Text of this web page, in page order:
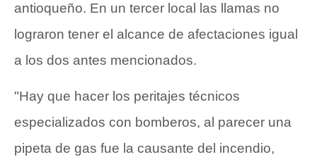
antioqueño. En un tercer local las llamas no
lograron tener el alcance de afectaciones igual
a los dos antes mencionados.
"Hay que hacer los peritajes técnicos
especializados con bomberos, al parecer una
pipeta de gas fue la causante del incendio,